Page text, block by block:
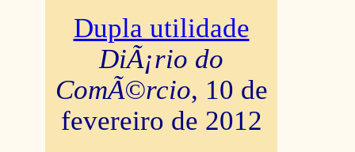
Dupla utilidade
DiÃ¡rio do
ComÃ©rcio, 10 de
fevereiro de 2012